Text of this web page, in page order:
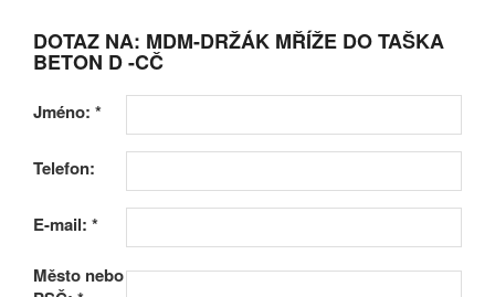
DOTAZ NA: MDM-DRŽÁK MŘÍŽE DO TAŠKA
BETON D -CČ
Jméno: *
Telefon:
E-mail: *
Město nebo